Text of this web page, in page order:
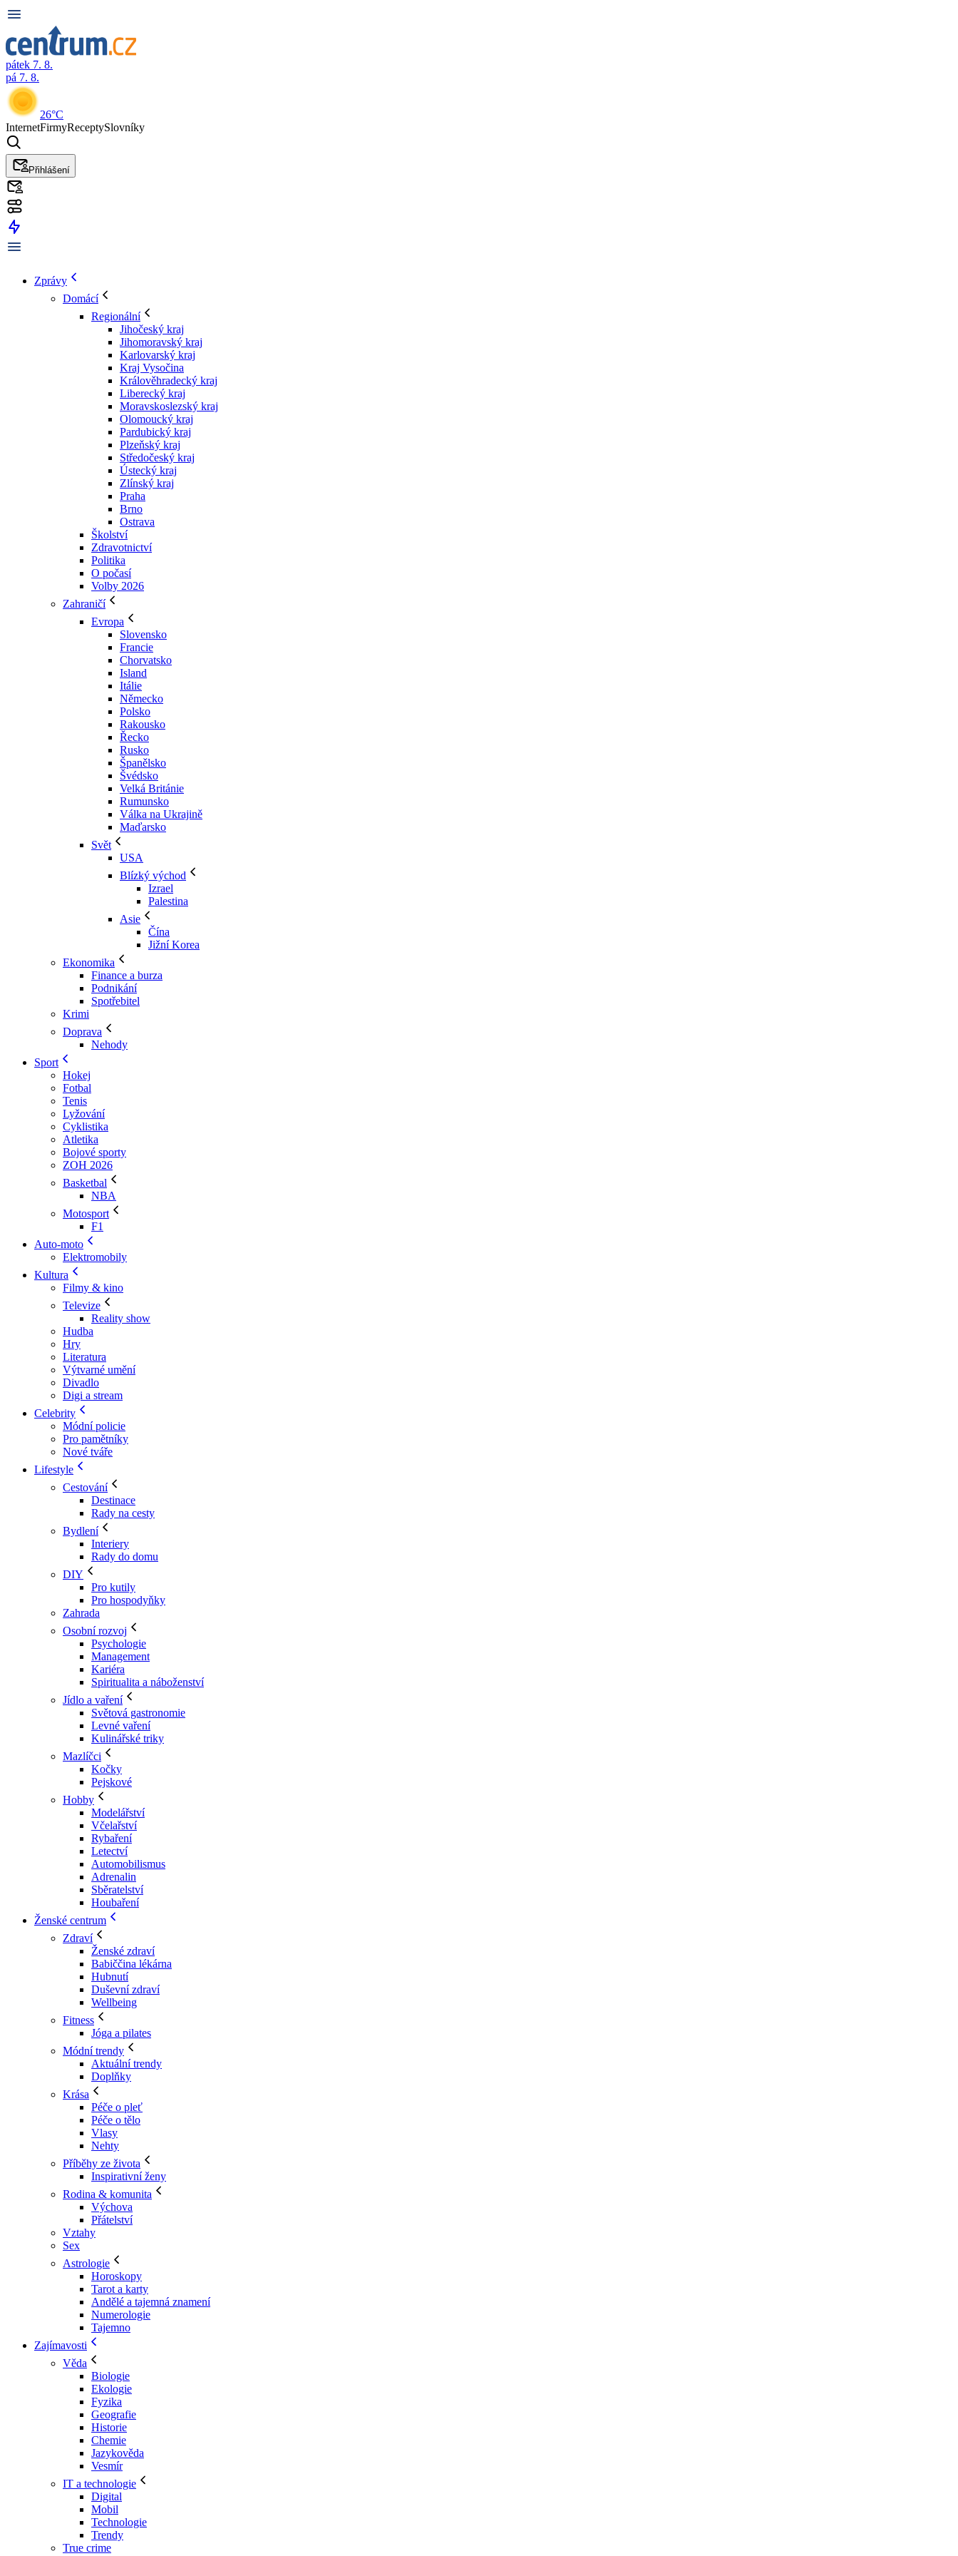
pátek 7. 8.
pá 7. 8.
26°C
InternetFirmyReceptySlovníky
Přihlášení
Zprávy
Domácí
Regionální
Jihočeský kraj
Jihomoravský kraj
Karlovarský kraj
Kraj Vysočina
Králověhradecký kraj
Liberecký kraj
Moravskoslezský kraj
Olomoucký kraj
Pardubický kraj
Plzeňský kraj
Středočeský kraj
Ústecký kraj
Zlínský kraj
Praha
Brno
Ostrava
Školství
Zdravotnictví
Politika
O počasí
Volby 2026
Zahraničí
Evropa
Slovensko
Francie
Chorvatsko
Island
Itálie
Německo
Polsko
Rakousko
Řecko
Rusko
Španělsko
Švédsko
Velká Británie
Rumunsko
Válka na Ukrajině
Maďarsko
Svět
USA
Blízký východ
Izrael
Palestina
Asie
Čína
Jižní Korea
Ekonomika
Finance a burza
Podnikání
Spotřebitel
Krimi
Doprava
Nehody
Sport
Hokej
Fotbal
Tenis
Lyžování
Cyklistika
Atletika
Bojové sporty
ZOH 2026
Basketbal
NBA
Motosport
F1
Auto-moto
Elektromobily
Kultura
Filmy & kino
Televize
Reality show
Hudba
Hry
Literatura
Výtvarné umění
Divadlo
Digi a stream
Celebrity
Módní policie
Pro pamětníky
Nové tváře
Lifestyle
Cestování
Destinace
Rady na cesty
Bydlení
Interiery
Rady do domu
DIY
Pro kutily
Pro hospodyňky
Zahrada
Osobní rozvoj
Psychologie
Management
Kariéra
Spiritualita a náboženství
Jídlo a vaření
Světová gastronomie
Levné vaření
Kulinářské triky
Mazlíčci
Kočky
Pejskové
Hobby
Modelářství
Včelařství
Rybaření
Letectví
Automobilismus
Adrenalin
Sběratelství
Houbaření
Ženské centrum
Zdraví
Ženské zdraví
Babiččina lékárna
Hubnutí
Duševní zdraví
Wellbeing
Fitness
Jóga a pilates
Módní trendy
Aktuální trendy
Doplňky
Krása
Péče o pleť
Péče o tělo
Vlasy
Nehty
Příběhy ze života
Inspirativní ženy
Rodina & komunita
Výchova
Přátelství
Vztahy
Sex
Astrologie
Horoskopy
Tarot a karty
Andělé a tajemná znamení
Numerologie
Tajemno
Zajímavosti
Věda
Biologie
Ekologie
Fyzika
Geografie
Historie
Chemie
Jazykověda
Vesmír
IT a technologie
Digital
Mobil
Technologie
Trendy
True crime